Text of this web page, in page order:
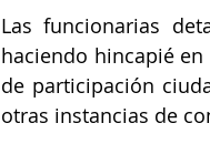
Las funcionarias
haciendo hincapié
de participación
otras instancias de